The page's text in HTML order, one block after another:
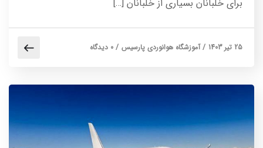
برای خلبانان بسیاری از خلبانان […]
25 تیر 1403 /آموزشگاه هوانوردی پارسیس / 0 دیدگاه